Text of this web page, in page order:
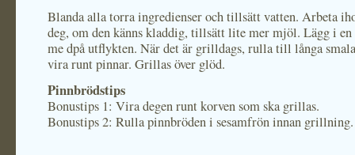
Blanda alla torra ingredienser och tillsätt vatten. Arbeta
deg, om den känns kladdig, tillsätt lite mer mjöl. Lägg i en
me dpå utflykten. När det är grilldags, rulla till långa
vira runt pinnar. Grillas över glöd.
Pinnbrödstips
Bonustips 1: Vira degen runt korven som ska grillas.
Bonustips 2: Rulla pinnbröden i sesamfrön innan grillning.